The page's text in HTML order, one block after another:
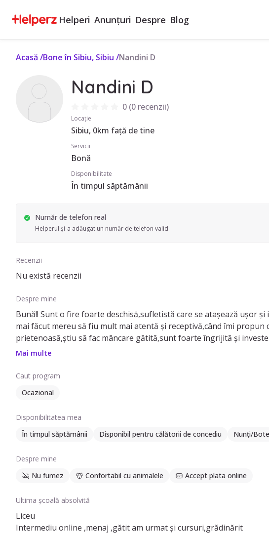
Helperi Anunțuri Despre Blog
Acasă /Bone în Sibiu, Sibiu /Nandini D
Nandini D
0(0 recenzii)
Locație
Sibiu, 0km față de tine
Servicii
Bonă
Disponibilitate
În timpul săptămânii
Număr de telefon real
Helperul și-a adăugat un număr de telefon valid
Recenzii
Nu există recenzii
Despre mine
Bună!! Sunt o fire foarte deschisă,sufletistă care se atașează ușor
mai făcut mereu să fiu mult mai atentă și receptivă,când îmi
prietenoasă,știu să fac mâncare gătită,sunt foarte îngrijită și
fel într-un mediu murdar,așa ca iubesc să curăț tot,sunt punctuală
nou,sunt foarte distractivă,glumeață și sufletistă,părinți mei au 3
persoană introvertită însă nu sunt genul care să iese toată ziua în
Mai multe
Caut program
Ocazional
Disponibilitatea mea
În timpul săptămânii
Disponibil pentru călătorii de concediu Nunți/
Despre mine
Nu fumez
Confortabil cu animalele Accept plata online
Ultima școală absolvită
Liceu
Intermediu online ,menaj ,gătit am urmat și cursuri,grădinărit